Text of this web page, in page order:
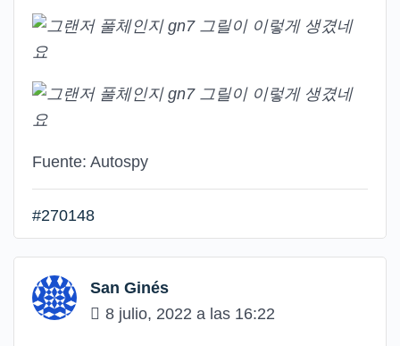
Fuente: Autospy
#270148
San Ginés
8 julio, 2022 a las 16:22